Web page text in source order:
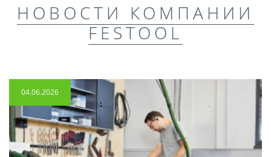
НОВОСТИ КОМПАНИИ
FESTOOL
04.06.2026